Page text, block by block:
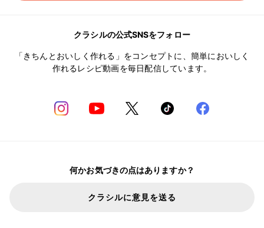
クラシルの公式SNSをフォロー
「きちんとおいしく作れる」をコンセプトに、簡単においしく
作れるレシピ動画を毎日配信しています。
何かお気づきの点はありますか？
クラシルに意見を送る